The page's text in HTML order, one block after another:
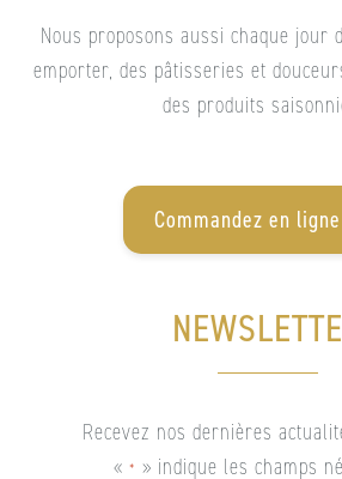
Nous proposons aussi chaque jour
emporter, des pâtisseries et
des produits
Commandez en ligne
Recevez nos dernières
« * » indique les champs